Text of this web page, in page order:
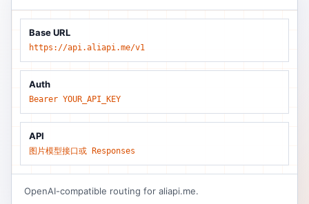
Base URL
https://api.aliapi.me/v1
Auth
Bearer YOUR_API_KEY
API
图片模型接口或 Responses
OpenAI-compatible routing for aliapi.me.